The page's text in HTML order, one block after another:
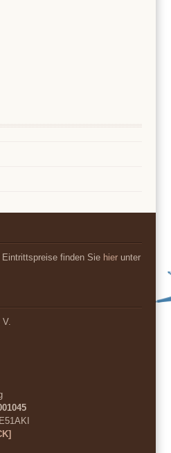
finden Sie hier unter
V.